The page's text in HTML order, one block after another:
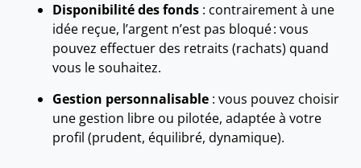
Disponibilité des fonds : contrairement à une
idée reçue, l’argent n’est pas bloqué : vous
pouvez effectuer des retraits (rachats) quand
vous le souhaitez.
Gestion personnalisable : vous pouvez choisir
une gestion libre ou pilotée, adaptée à votre
profil (prudent, équilibré, dynamique).